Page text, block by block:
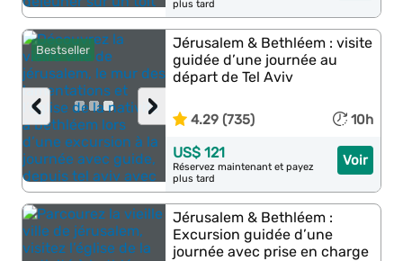
plus tard
Bestseller
›
‹
Jérusalem & Bethléem : visite
guidée d’une journée au
départ de Tel Aviv
4.29 (735) 10h
Voir
US$ 121
Réservez maintenant et payez
plus tard
Jérusalem & Bethléem :
Excursion guidée d’une
journée avec prise en charge